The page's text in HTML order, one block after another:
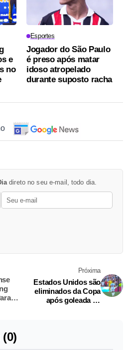
e
no
Esportes
Jogador do São Paulo
é preso após matar
idoso atropelado
durante suposto racha
direto no seu e-mail, todo dia.
Próxima
Estados Unidos são
eliminados da Copa
após goleada da